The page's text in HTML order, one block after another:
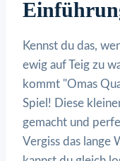
Kennst du das,
ewig auf Teig zu
kommt "Omas
Spiel! Diese
gemacht und
Vergiss das lange